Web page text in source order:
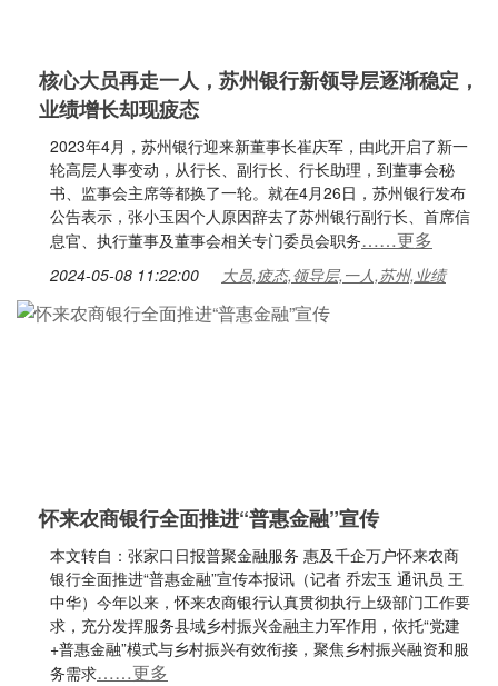
核心大员再走一人，苏州银行新领导层逐渐稳定，
业绩增长却现疲态
2023年4月，苏州银行迎来新董事长崔庆军，由此开启了新一
轮高层人事变动，从行长、副行长、行长助理，到董事会秘
书、监事会主席等都换了一轮。就在4月26日，苏州银行发布
公告表示，张小玉因个人原因辞去了苏州银行副行长、首席信
息官、执行董事及董事会相关专门委员会职务……更多
2024-05-08 11:22:00 大员,疲态,领导层,一人,苏州,业绩
怀来农商银行全面推进“普惠金融”宣传
本文转自：张家口日报普聚金融服务 惠及千企万户怀来农商
银行全面推进“普惠金融”宣传本报讯（记者 乔宏玉 通讯员 王
中华）今年以来，怀来农商银行认真贯彻执行上级部门工作要
求，充分发挥服务县域乡村振兴金融主力军作用，依托“党建
+普惠金融”模式与乡村振兴有效衔接，聚焦乡村振兴融资和服
务需求……更多